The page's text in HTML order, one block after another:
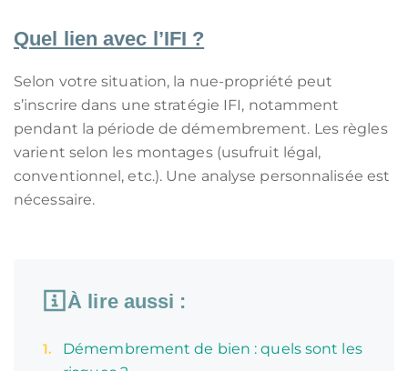
Quel lien avec l’IFI ?
Selon votre situation, la nue-propriété peut
s’inscrire dans une stratégie IFI, notamment
pendant la période de démembrement. Les règles
varient selon les montages (usufruit légal,
conventionnel, etc.). Une analyse personnalisée est
nécessaire.
À lire aussi :
Démembrement de bien : quels sont les